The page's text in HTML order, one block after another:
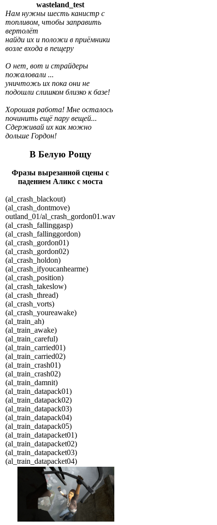
wasteland_test
Нам нужны шесть канистр с
топливом, чтобы заправить
вертолёт
найди их и положи в приёмники
возле входа в пещеру
О нет, вот и страйдеры
пожаловали ...
уничтожь их пока они не
подошли слишком близко к базе!
Хорошая работа! Мне осталось
починить ещё пару вещей...
Сдерживай их как можно
дольше Гордон!
В Белую Рощу
Фразы вырезанной сцены с
падением Аликс с моста
(al_crash_blackout)
(al_crash_dontmove)
outland_01/al_crash_gordon01.wav
(al_crash_fallinggasp)
(al_crash_fallinggordon)
(al_crash_gordon01)
(al_crash_gordon02)
(al_crash_holdon)
(al_crash_ifyoucanhearme)
(al_crash_position)
(al_crash_takeslow)
(al_crash_thread)
(al_crash_vorts)
(al_crash_youreawake)
(al_train_ah)
(al_train_awake)
(al_train_careful)
(al_train_carried01)
(al_train_carried02)
(al_train_crash01)
(al_train_crash02)
(al_train_damnit)
(al_train_datapack01)
(al_train_datapack02)
(al_train_datapack03)
(al_train_datapack04)
(al_train_datapack05)
(al_train_datapacket01)
(al_train_datapacket02)
(al_train_datapacket03)
(al_train_datapacket04)